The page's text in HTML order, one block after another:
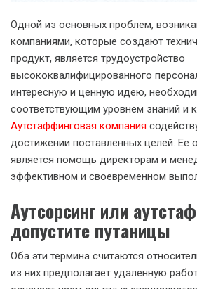
Одной из основных проблем,
компаниями, которые создают
продукт, является трудоустройство
высококвалифицированного
интересную и ценную идею,
соответствующим уровнем знаний и
Аутстаффинговая компания
достижении поставленных целей. Ее
является помощь директорам и
эффективном и своевременном
Аутсорсинг или
допустите путаницы
Оба эти термина считаются
из них предполагает удаленную